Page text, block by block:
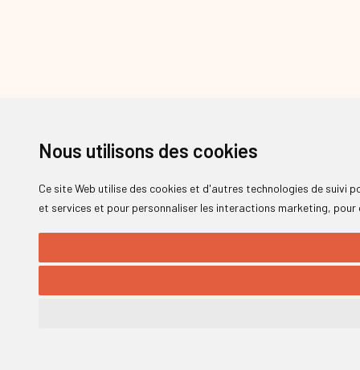
Nous utilisons des cookies
Ce site Web utilise des cookies et d'autres technologies de suivi
et services et pour personnaliser les interactions marketing, pour